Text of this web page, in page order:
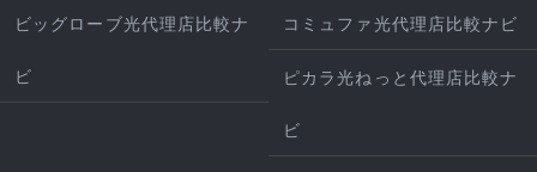
ビッグローブ光代理店比較ナ
ビ
コミュファ光代理店比較ナビ
ピカラ光ねっと代理店比較ナ
ビ